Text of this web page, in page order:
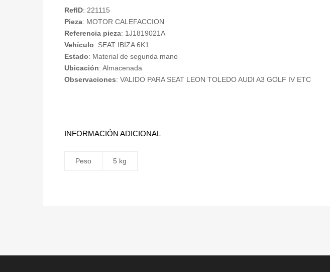
RefID: 221115
Pieza: MOTOR CALEFACCION
Referencia pieza: 1J1819021A
Vehículo: SEAT IBIZA 6K1
Estado: Material de segunda mano
Ubicación: Almacenada
Observaciones: VALIDO PARA SEAT LEON TOLEDO AUDI A3 GOLF IV ETC
INFORMACIÓN ADICIONAL
Peso 5 kg